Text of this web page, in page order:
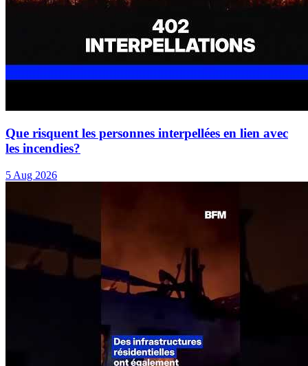
Que risquent les personnes interpellées en lien avec
les incendies?
5 Aug 2026